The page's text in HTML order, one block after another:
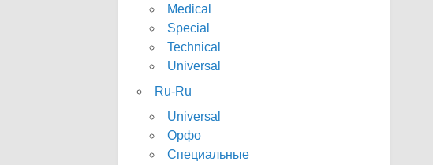
Medical
Special
Technical
Universal
Ru-Ru
Universal
Орфо
Специальные